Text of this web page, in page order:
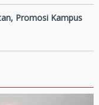
Promosi Kampus